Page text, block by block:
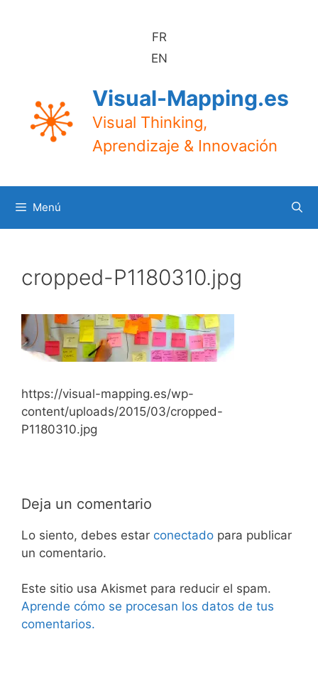
FR
EN
Visual-Mapping.es
Visual Thinking,
Aprendizaje & Innovación
Menú
cropped-P1180310.jpg
https://visual-mapping.es/wp-
content/uploads/2015/03/cropped-
P1180310.jpg
Deja un comentario
Lo siento, debes estar conectado para publicar
un comentario.
Este sitio usa Akismet para reducir el spam.
Aprende cómo se procesan los datos de tus
comentarios.